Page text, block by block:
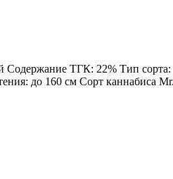
ТГК: 22% Тип
до 160 см Сорт каннабиса